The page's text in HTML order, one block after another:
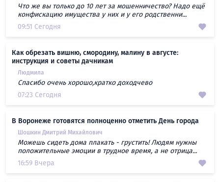
Что же вы только до 10 лет за мошенничество? Надо ещё
конфискацию имущества у них и у его родственни...
09:51 Сегодня
Как обрезать вишню, смородину, малину в августе:
инструкция и советы дачникам
Людмила
Спасибо очень хорошо,кратко доходчево
07:23 Сегодня
В Воронеже готовятся полноценно отметить День города
Шошкин Дмитрий Михайлович
Можешь сидеть дома плакать - грустить! Людям нужны
положительные эмоции в трудное время, а не отрица...
16:59 Вчера